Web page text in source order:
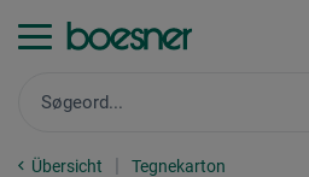
Übersicht Tegnekarton